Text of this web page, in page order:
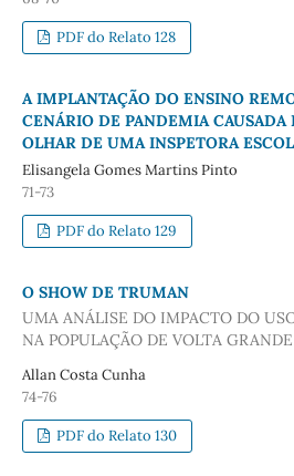
PDF do Relato 128
A IMPLANTAÇÃO DO ENSINO
CENÁRIO DE PANDEMIA CAUSADA
OLHAR DE UMA INSPETORA
Elisangela Gomes Martins Pinto
71-73
PDF do Relato 129
O SHOW DE TRUMAN
UMA ANÁLISE DO IMPACTO DO
NA POPULAÇÃO DE VOLTA GRANDE
Allan Costa Cunha
74-76
PDF do Relato 130